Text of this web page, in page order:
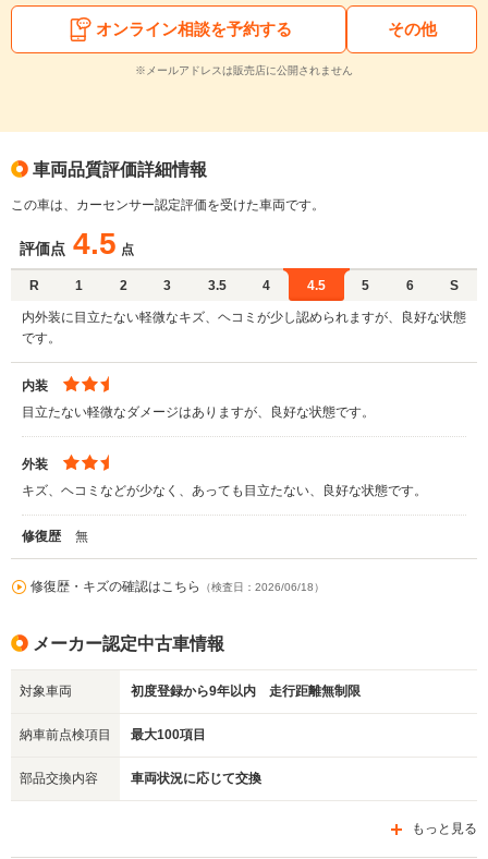
オンライン相談を予約する その他
※メールアドレスは販売店に公開されません
車両品質評価詳細情報
この車は、カーセンサー認定評価を受けた車両です。
評価点 4.5 点
R 1 2 3 3.5 4 4.5 5 6 S
内外装に目立たない軽微なキズ、ヘコミが少し認められますが、良好な状態
です。
内装
目立たない軽微なダメージはありますが、良好な状態です。
外装
キズ、ヘコミなどが少なく、あっても目立たない、良好な状態です。
修復歴 無
修復歴・キズの確認はこちら （検査日：2026/06/18）
メーカー認定中古車情報
対象車両 初度登録から9年以内 走行距離無制限
納車前点検項目 最大100項目
部品交換内容 車両状況に応じて交換
もっと見る